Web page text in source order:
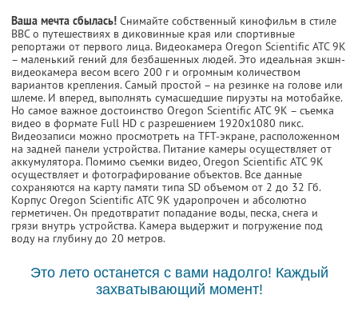
Ваша мечта сбылась! Снимайте собственный кинофильм в стиле
BBC о путешествиях в диковинные края или спортивные
репортажи от первого лица. Видеокамера Oregon Scientific ATC 9K
– маленький гений для безбашенных людей. Это идеальная экшн-
видеокамера весом всего 200 г и огромным количеством
вариантов крепления. Самый простой – на резинке на голове или
шлеме. И вперед, выполнять сумасшедшие пируэты на мотобайке.
Но самое важное достоинство Oregon Scientific ATC 9K – съемка
видео в формате Full HD с разрешением 1920х1080 пикс.
Видеозаписи можно просмотреть на TFT-экране, расположенном
на задней панели устройства. Питание камеры осуществляет от
аккумулятора. Помимо съемки видео, Oregon Scientific ATC 9K
осуществляет и фотографирование объектов. Все данные
сохраняются на карту памяти типа SD объемом от 2 до 32 Гб.
Корпус Oregon Scientific ATC 9K ударопрочен и абсолютно
герметичен. Он предотвратит попадание воды, песка, снега и
грязи внутрь устройства. Камера выдержит и погружение под
воду на глубину до 20 метров.
Это лето останется с вами надолго! Каждый
захватывающий момент!